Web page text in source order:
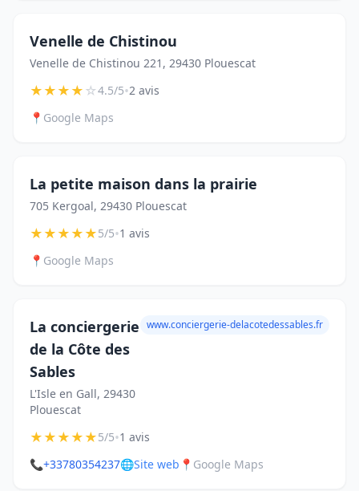
Venelle de Chistinou
Venelle de Chistinou 221, 29430 Plouescat
★★★★☆4.5/5•2 avis
📍 Google Maps
La petite maison dans la prairie
705 Kergoal, 29430 Plouescat
★★★★★5/5•1 avis
📍 Google Maps
La conciergerie
de la Côte des
Sables
L'Isle en Gall, 29430
Plouescat
www.conciergerie-delacotedessables.fr
★★★★★5/5•1 avis
📞+33780354237🌐Site web 📍 Google Maps